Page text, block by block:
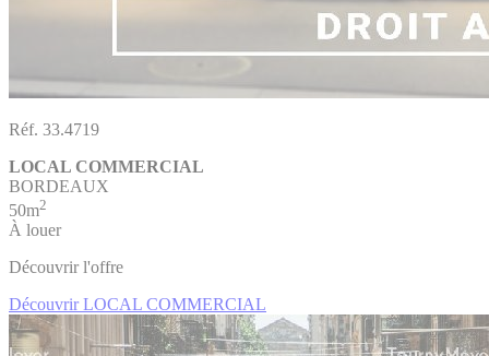
Réf. 33.4719
LOCAL COMMERCIAL
BORDEAUX
50m2
À louer
Découvrir l'offre
Découvrir LOCAL COMMERCIAL